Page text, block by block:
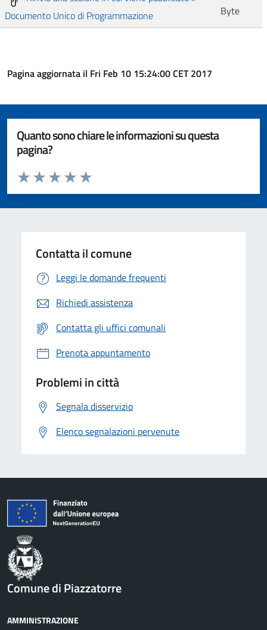
Documento Unico di Programmazione
Byte
Pagina aggiornata il Fri Feb 10 15:24:00 CET 2017
Quanto sono chiare le informazioni su questa
pagina?
Valuta da 1 a 5 stelle la pagina
Valuta 5 stelle su 5
Valuta 4 stelle su 5
Valuta 3 stelle su 5
Valuta 2 stelle su 5
Valuta 1 stelle su 5
Contatta il comune
Leggi le domande frequenti
Richiedi assistenza
Contatta gli uffici comunali
Prenota appuntamento
Problemi in città
Segnala disservizio
Elenco segnalazioni pervenute
Comune di Piazzatorre
AMMINISTRAZIONE